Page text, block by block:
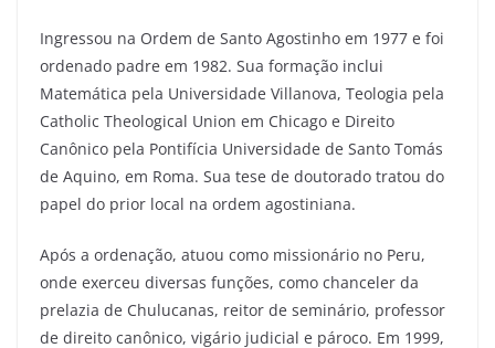
Ingressou na Ordem de Santo Agostinho em 1977 e foi
ordenado padre em 1982. Sua formação inclui
Matemática pela Universidade Villanova, Teologia pela
Catholic Theological Union em Chicago e Direito
Canônico pela Pontifícia Universidade de Santo Tomás
de Aquino, em Roma. Sua tese de doutorado tratou do
papel do prior local na ordem agostiniana.
Após a ordenação, atuou como missionário no Peru,
onde exerceu diversas funções, como chanceler da
prelazia de Chulucanas, reitor de seminário, professor
de direito canônico, vigário judicial e pároco. Em 1999,